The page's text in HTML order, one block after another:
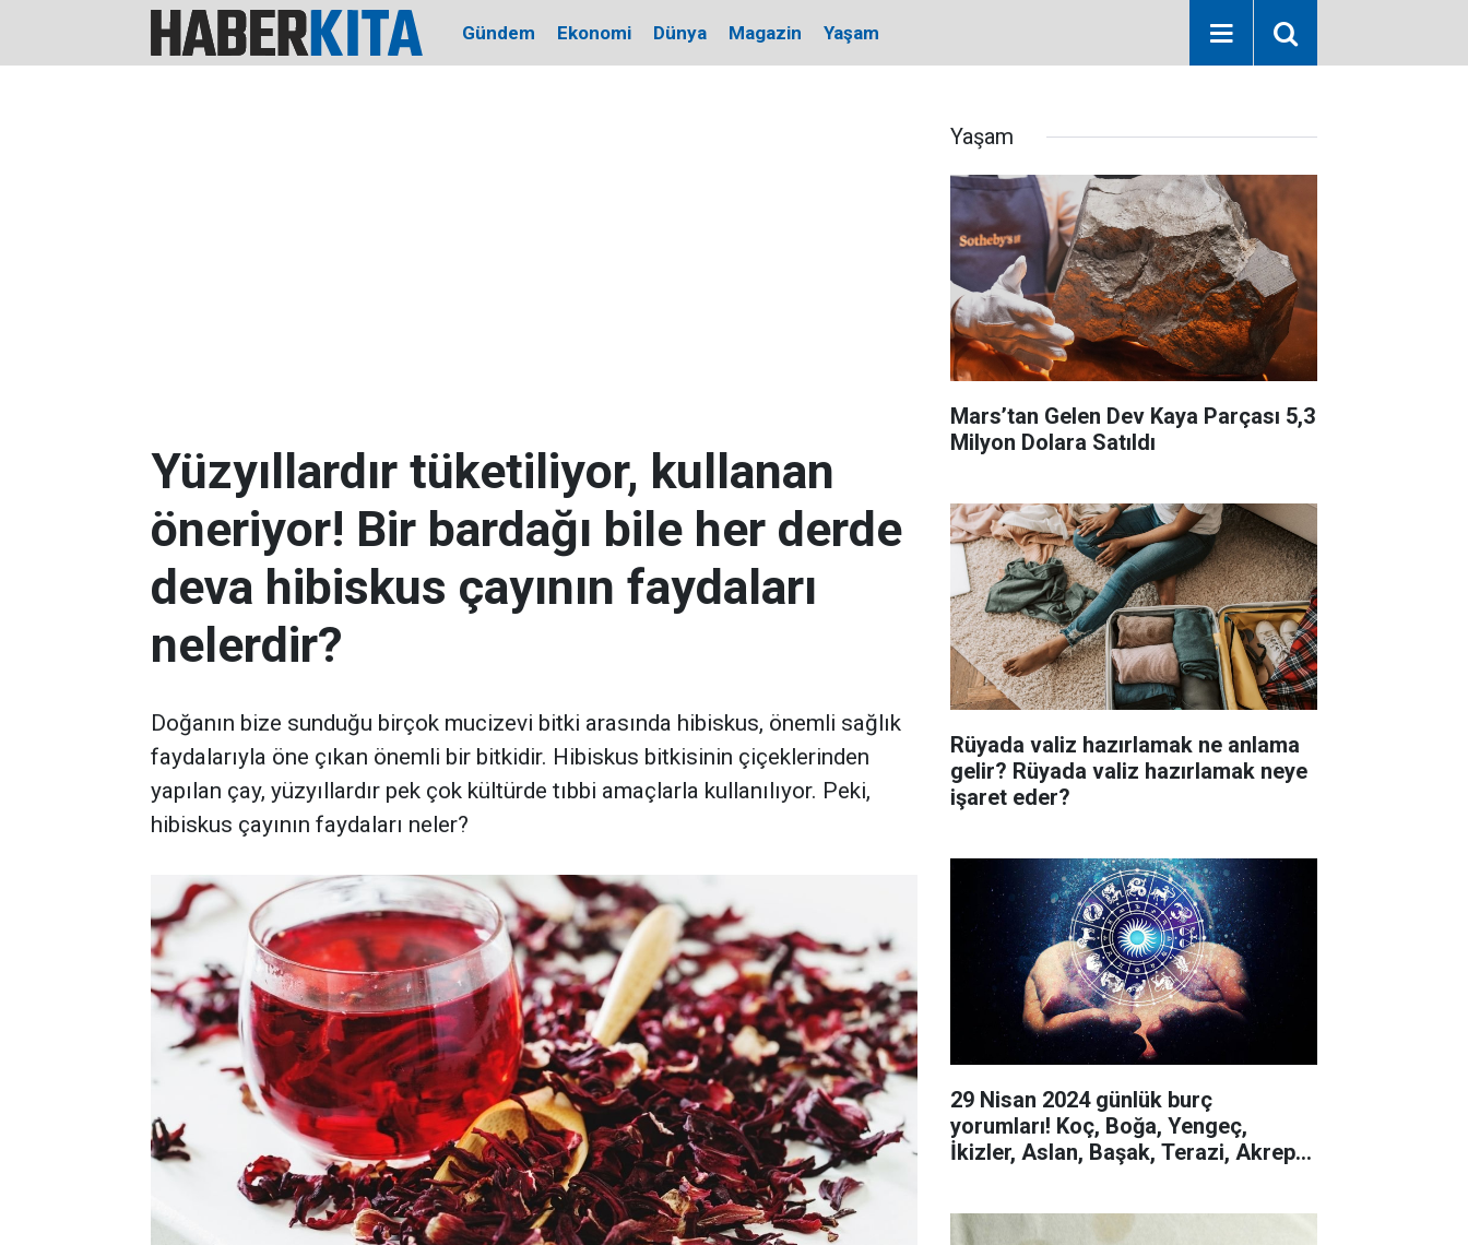
Gündem Ekonomi Dünya Magazin Yaşam
Yüzyıllardır tüketiliyor, kullanan
öneriyor! Bir bardağı bile her derde
deva hibiskus çayının faydaları
nelerdir?
Doğanın bize sunduğu birçok mucizevi bitki arasında hibiskus, önemli sağlık
faydalarıyla öne çıkan önemli bir bitkidir. Hibiskus bitkisinin çiçeklerinden
yapılan çay, yüzyıllardır pek çok kültürde tıbbi amaçlarla kullanılıyor. Peki,
hibiskus çayının faydaları neler?
Yaşam
Mars’tan Gelen Dev Kaya Parçası 5,3
Milyon Dolara Satıldı
Rüyada valiz hazırlamak ne anlama
gelir? Rüyada valiz hazırlamak neye
işaret eder?
29 Nisan 2024 günlük burç
yorumları! Koç, Boğa, Yengeç,
İkizler, Aslan, Başak, Terazi, Akrep,